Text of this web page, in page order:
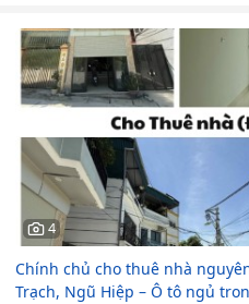
4
Chính chủ cho thuê nhà
Trạch, Ngũ Hiệp – Ô tô ngủ